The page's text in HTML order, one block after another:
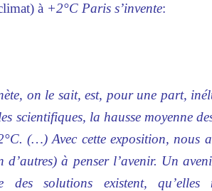
à +2°C Paris s’invente:
on le sait, est, pour une part,
scientifiques, la hausse moyenne
(…) Avec cette exposition, nous
d’autres) à penser l’avenir. Un
des solutions existent,